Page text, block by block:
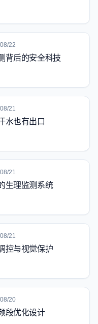
22
背后的安全科技
21
水也有出口
21
生理监测系统
21
控与视觉保护
20
段优化设计